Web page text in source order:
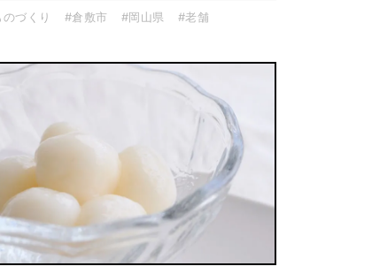
づくり #倉敷市 #岡山県 #老舗